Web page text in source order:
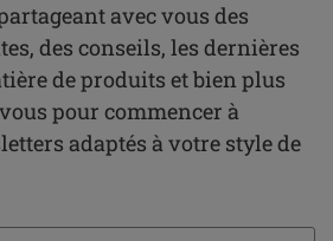
avec vous des
des conseils, les dernières
de produits et bien plus
pour commencer à
adaptés à votre style de